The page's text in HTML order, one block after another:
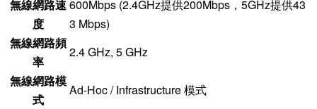
無線網路速
度
600Mbps (2.4GHz提供200Mbps，5GHz提供43
3 Mbps)
無線網路頻
率
2.4 GHz, 5 GHz
無線網路模
式
Ad-Hoc / Infrastructure 模式